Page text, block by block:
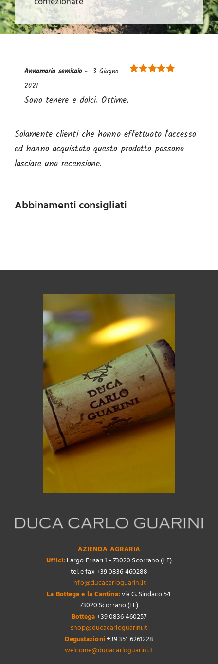
Annamaria semitaio – 3 Giugno
2021
Sono tenere e dolci. Ottime.
Solamente clienti che hanno effettuato l'accesso
ed hanno acquistato questo prodotto possono
lasciare una recensione.
Abbinamenti consigliati
AZIENDA AGRARIA
Uffici: Largo Frisari 1 - 73020 Scorrano (LE)
tel. e fax +39 0836 460288
info@ducacarloguarini.it
La Bottega e la Cantina:via G. Sindaco 54
73020 Scorrano (LE)
Bottega+39 0836 460257
shop@ducacarloguarini.it
Degustazioni+39 351 6261228
welcome@ducacarloguarini.it